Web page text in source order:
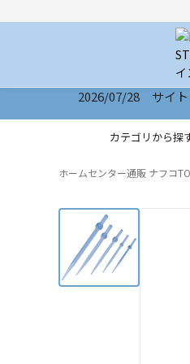
2026/07/28 サイト
カテゴリから探
ホームセンター通販 ナフコ